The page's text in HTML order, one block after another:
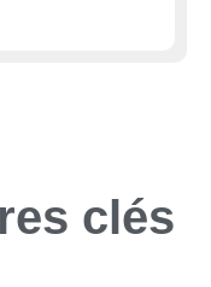
clés